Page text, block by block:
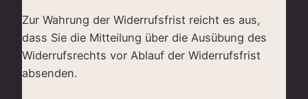
Zur Wahrung der Widerrufsfrist reicht es aus,
dass Sie die Mitteilung über die Ausübung des
Widerrufsrechts vor Ablauf der Widerrufsfrist
absenden.